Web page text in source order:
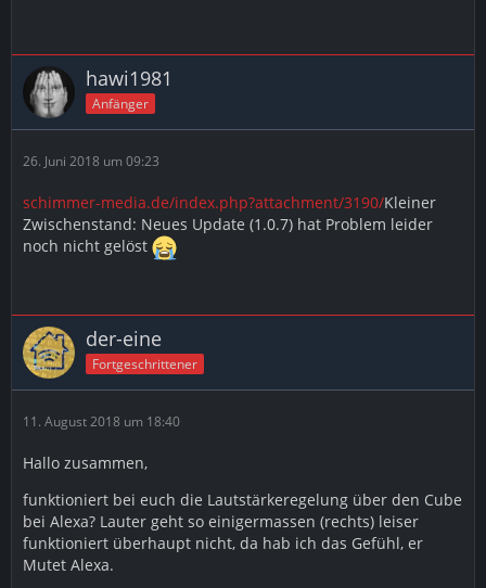
hawi1981
Anfänger
26. Juni 2018 um 09:23
schimmer-media.de/index.php?attachment/3190/Kleiner
Zwischenstand: Neues Update (1.0.7) hat Problem leider
noch nicht gelöst
der-eine
Fortgeschrittener
11. August 2018 um 18:40
Hallo zusammen,
funktioniert bei euch die Lautstärkeregelung über den Cube
bei Alexa? Lauter geht so einigermassen (rechts) leiser
funktioniert überhaupt nicht, da hab ich das Gefühl, er
Mutet Alexa.